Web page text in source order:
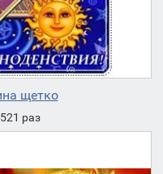
щетко
раз